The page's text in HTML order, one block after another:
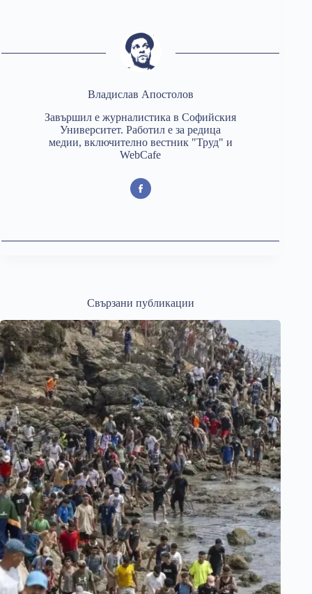
Владислав Апостолов
Завършил е журналистика в Софийския
Университет. Работил е за редица
медии, включително вестник "Труд" и
WebCafe
Свързани публикации